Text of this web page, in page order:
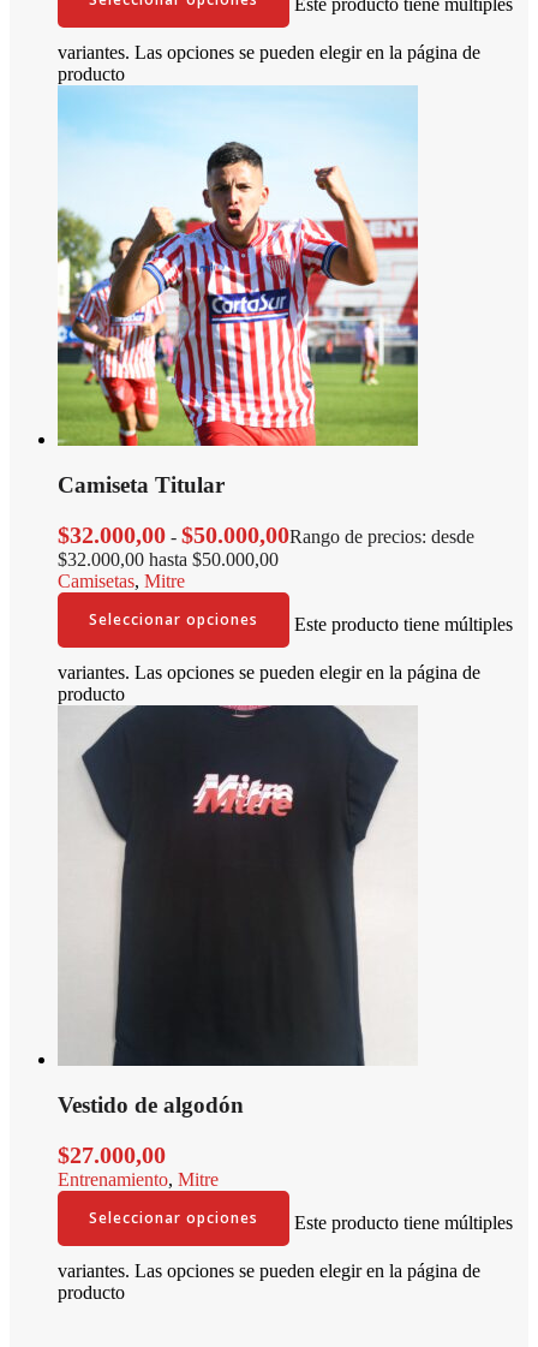
Este producto tiene múltiples
variantes. Las opciones se pueden elegir en la página de
producto
Camiseta Titular
$32.000,00 - $50.000,00Rango de precios: desde
$32.000,00 hasta $50.000,00
Camisetas, Mitre
Seleccionar opciones
Este producto tiene múltiples
variantes. Las opciones se pueden elegir en la página de
producto
Vestido de algodón
$27.000,00
Entrenamiento, Mitre
Seleccionar opciones
Este producto tiene múltiples
variantes. Las opciones se pueden elegir en la página de
producto